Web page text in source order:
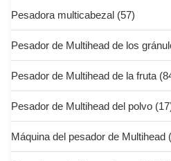
Pesadora multicabezal (57)
Pesador de Multihead de los
Pesador de Multihead de la fruta
Pesador de Multihead del polvo
Máquina del pesador de Multihead